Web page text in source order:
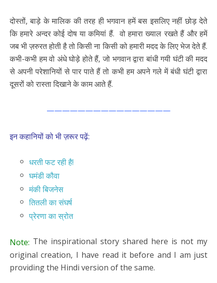
दोस्तों, बाड़े के मालिक की तरह ही भगवान हमें बस इसलिए नहीं छोड़ देते
कि हमारे अन्दर कोई दोष या कमियां हैं. वो हमारा ख्याल रखते हैं और हमें
जब भी ज़रुरत होती है तो किसी ना किसी को हमारी मदद के लिए भेज देते हैं.
कभी-कभी हम वो अंधे घोड़े होते हैं, जो भगवान द्वारा बांधी गयी घंटी की मदद
से अपनी परेशानियों से पार पाते हैं तो कभी हम अपने गले में बंधी घंटी द्वारा
दूसरों को रास्ता दिखाने के काम आते हैं.
————————————————
इन कहानियों को भी ज़रूर पढ़ें:
धरती फट रही है!
घमंडी कौवा
मंकी बिजनेस
तितली का संघर्ष
प्रेरणा का स्रोत
Note: The inspirational story shared here is not my
original creation, I have read it before and I am just
providing the Hindi version of the same.